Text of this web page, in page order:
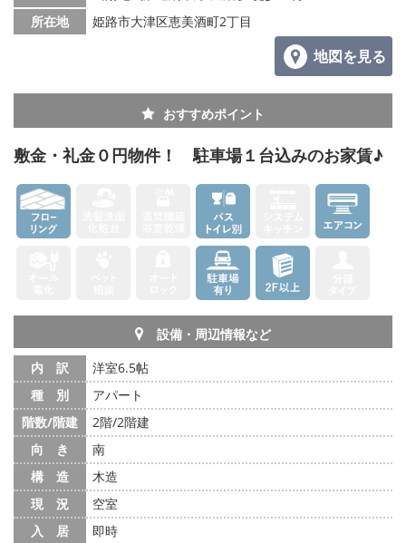
メールでお問い合わせ
所在地
姫路市大津区恵美酒町2丁目
地図を見る
おすすめポイント
敷金・礼金０円物件！ 駐車場１台込みのお家賃♪
設備・周辺情報など
内 訳
洋室6.5帖
種 別
アパート
階数/階建
2階/2階建
向 き
南
構 造
木造
現 況
空室
入 居
即時